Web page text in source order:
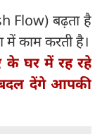
Flow) बढ़ता है
में काम करती है।
के घर में रह रहे
बदल देंगे आपकी